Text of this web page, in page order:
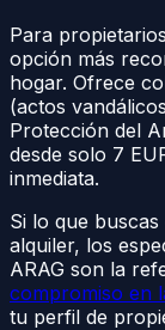
Para
opción más
hogar. Ofrece
(actos
Protección del
desde solo 7
inmediata.
Si lo que
alquiler, los
ARAG son la
compromiso en
tu perfil de